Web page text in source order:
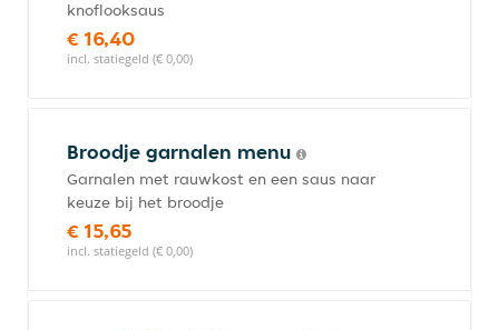
knoflooksaus
€ 16,40
incl. statiegeld (€ 0,00)
Broodje garnalen menu
Garnalen met rauwkost en een saus naar
keuze bij het broodje
€ 15,65
incl. statiegeld (€ 0,00)